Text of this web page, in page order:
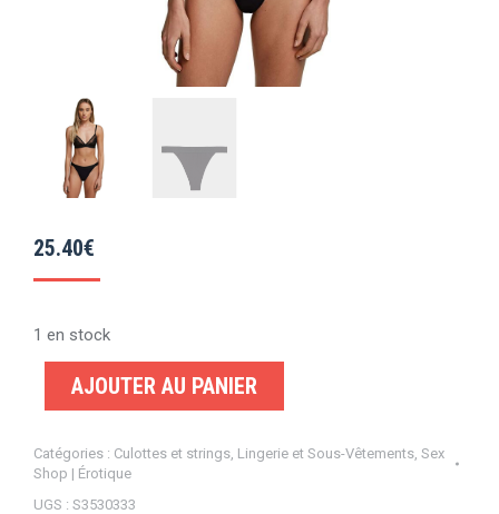
25.40€
1 en stock
AJOUTER AU PANIER
Catégories : Culottes et strings Lingerie et Sous-Vêtements Sex
Shop | Érotique
UGS : S3530333